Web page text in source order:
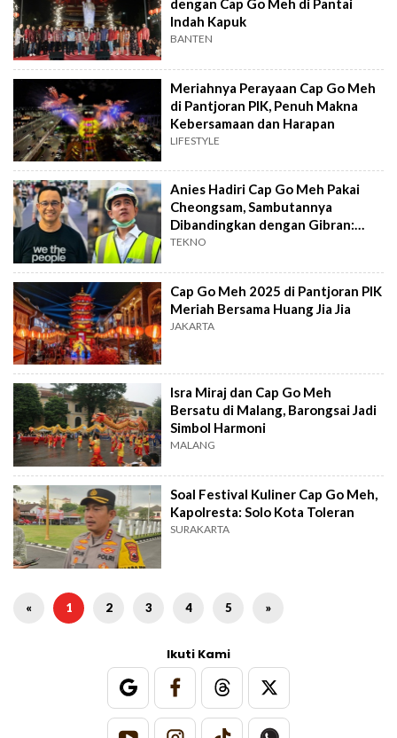
dengan Cap Go Meh di Pantai
Indah Kapuk
BANTEN
Meriahnya Perayaan Cap Go Meh
di Pantjoran PIK, Penuh Makna
Kebersamaan dan Harapan
LIFESTYLE
Anies Hadiri Cap Go Meh Pakai
Cheongsam, Sambutannya
Dibandingkan dengan Gibran:
Pasti Bukan Absen Shio
TEKNO
Cap Go Meh 2025 di Pantjoran PIK
Meriah Bersama Huang Jia Jia
JAKARTA
Isra Miraj dan Cap Go Meh
Bersatu di Malang, Barongsai Jadi
Simbol Harmoni
MALANG
Soal Festival Kuliner Cap Go Meh,
Kapolresta: Solo Kota Toleran
SURAKARTA
« 1 2 3 4 5 »
Ikuti Kami